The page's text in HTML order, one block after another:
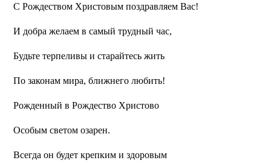
С Рождеством Христовым поздравляем Вас!
И добра желаем в самый трудный час,
Будьте терпеливы и старайтесь жить
По законам мира, ближнего любить!
Рожденный в Рождество Христово
Особым светом озарен.
Всегда он будет крепким и здоровым